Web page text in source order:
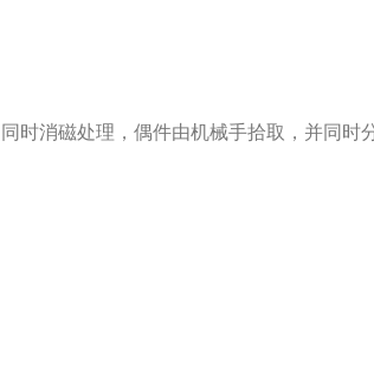
时消磁处理，偶件由机械手拾取，并同时